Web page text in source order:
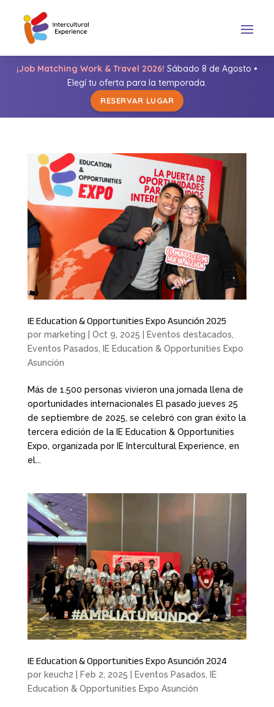
¡Job Matching Work & Travel 2026! Sábado 8 de Agosto •
Elegí tu oferta para la temporada.
RESERVAR LUGAR
IE Education & Opportunities Expo Asunción 2025
por marketing Oct 9, 2025 Eventos destacados
Eventos Pasados
IE Education & Opportunities Expo
Asunción
Más de 1.500 personas vivieron una jornada llena de
oportunidades internacionales El pasado jueves 25
de septiembre de 2025, se celebró con gran éxito la
tercera edición de la IE Education & Opportunities
Expo, organizada por IE Intercultural Experience, en
el...
IE Education & Opportunities Expo Asunción 2024
por keuch2 Feb 2, 2025 Eventos Pasados
IE
Education & Opportunities Expo Asunción